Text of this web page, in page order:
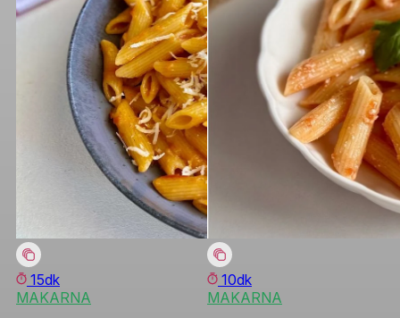
15dk
MAKARNA
10dk
MAKARNA